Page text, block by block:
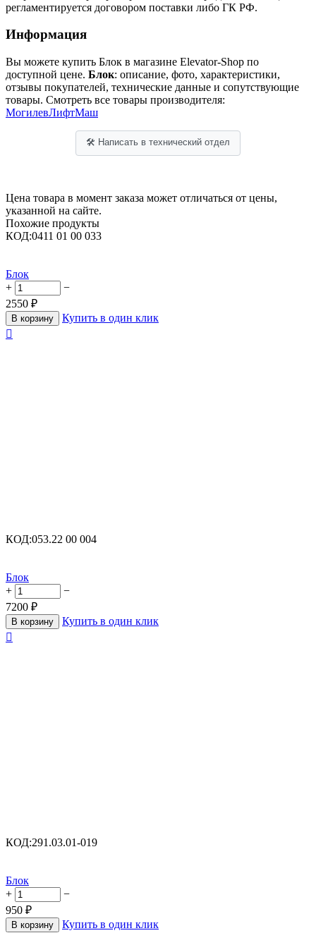
регламентируется договором поставки либо ГК РФ.
Информация
Вы можете купить Блок в магазине Elevator-Shop по
доступной цене. Блок: описание, фото, характеристики,
отзывы покупателей, технические данные и сопутствующие
товары. Смотреть все товары производителя:
МогилевЛифтМаш
🛠 Написать в технический отдел
Цена товара в момент заказа может отличаться от цены,
указанной на сайте.
Похожие продукты
КОД:0411 01 00 033
Блок
+
−
2550 ₽
В корзину
Купить в один клик

КОД:053.22 00 004
Блок
+
−
7200 ₽
В корзину
Купить в один клик

КОД:291.03.01-019
Блок
+
−
950 ₽
В корзину
Купить в один клик